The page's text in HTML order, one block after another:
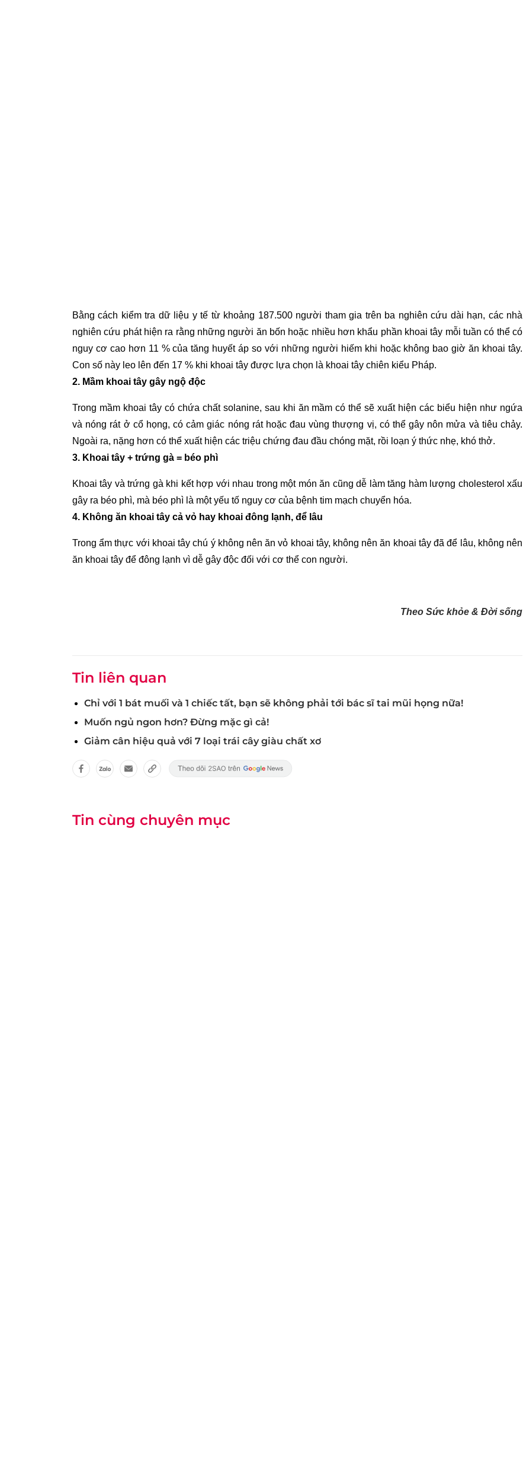
Bằng cách kiểm tra dữ liệu y tế từ khoảng 187.500 người tham gia trên ba nghiên cứu dài hạn, các nhà
nghiên cứu phát hiện ra rằng những người ăn bốn hoặc nhiều hơn khẩu phần khoai tây mỗi tuần có thể có
nguy cơ cao hơn 11 % của tăng huyết áp so với những người hiếm khi hoặc không bao giờ ăn khoai tây.
Con số này leo lên đến 17 % khi khoai tây được lựa chọn là khoai tây chiên kiểu Pháp.
2. Mầm khoai tây gây ngộ độc
Trong mầm khoai tây có chứa chất solanine, sau khi ăn mầm có thể sẽ xuất hiện các biểu hiện như ngứa
và nóng rát ở cổ họng, có cảm giác nóng rát hoặc đau vùng thượng vị, có thể gây nôn mửa và tiêu chảy.
Ngoài ra, nặng hơn có thể xuất hiện các triệu chứng đau đầu chóng mặt, rồi loạn ý thức nhẹ, khó thở.
3. Khoai tây + trứng gà = béo phì
Khoai tây và trứng gà khi kết hợp với nhau trong một món ăn cũng dễ làm tăng hàm lượng cholesterol xấu
gây ra béo phì, mà béo phì là một yếu tố nguy cơ của bệnh tim mạch chuyển hóa.
4. Không ăn khoai tây cả vỏ hay khoai đông lạnh, để lâu
Trong ẩm thực với khoai tây chú ý không nên ăn vỏ khoai tây, không nên ăn khoai tây đã để lâu, không nên
ăn khoai tây để đông lạnh vì dễ gây độc đối với cơ thể con người.
Theo Sức khỏe & Đời sống
Tin liên quan
Chỉ với 1 bát muối và 1 chiếc tất, bạn sẽ không phải tới bác sĩ tai mũi họng nữa!
Muốn ngủ ngon hơn? Đừng mặc gì cả!
Giảm cân hiệu quả với 7 loại trái cây giàu chất xơ
Tin cùng chuyên mục